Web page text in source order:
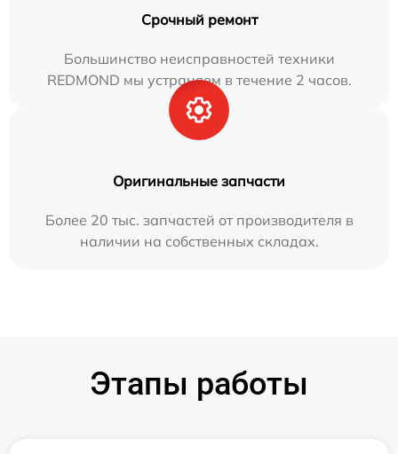
Срочный ремонт
Большинство неисправностей техники
REDMOND мы устраняем в течение 2 часов.
Оригинальные запчасти
Более 20 тыс. запчастей от производителя в
наличии на собственных складах.
Этапы работы